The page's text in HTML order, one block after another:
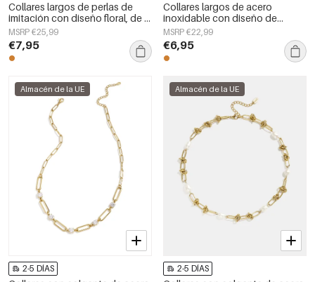
Collares largos de perlas de
imitación con diseño floral, de la
serie Sweet Daily Simple para
mujer.
MSRP €25,99
€7,95
Collares largos de acero
inoxidable con diseño de
serpiente, sencillos, de la serie
Daily Simple, joyería para mujer.
MSRP €22,99
€6,95
Almacén de la UE
2-5 DÍAS
Almacén de la UE
2-5 DÍAS